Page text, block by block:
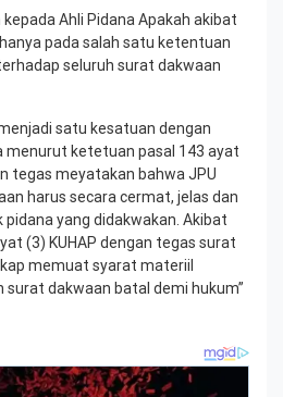
Ahli Pidana Apakah akibat
pada salah satu ketentuan
seluruh surat dakwaan
satu kesatuan dengan
menurut ketetuan pasal 143 ayat
tegas meyatakan bahwa JPU
harus secara cermat, jelas dan
pidana yang didakwakan. Akibat
(3) KUHAP dengan tegas surat
memuat syarat materiil
dakwaan batal demi hukum”